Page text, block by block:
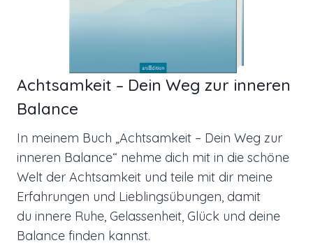
Achtsamkeit – Dein Weg zur inneren
Balance
In meinem Buch „Achtsamkeit – Dein Weg zur
inneren Balance“ nehme dich mit in die schöne
Welt der Achtsamkeit und teile mit dir meine
Erfahrungen und Lieblingsübungen, damit
du innere Ruhe, Gelassenheit, Glück und deine
Balance finden kannst.